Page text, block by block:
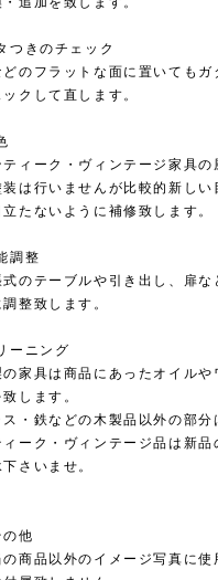
つきのチェック
どのフラットな面に置いても
クして直します。
ティーク・ヴィンテージ家具
装は行いませんが比較的新し
立たないように補修致します。
調整
式のテーブルや引き出し、扉
調整致します。
ーニング
の家具は商品にあったオイル
します。
ス・鉄などの木製品以外の部
ィーク・ヴィンテージ品は新
さいませ。
他
の商品以外のイメージ写真に